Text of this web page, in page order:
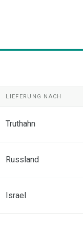
LIEFERUNG NACH
Truthahn
Russland
Israel